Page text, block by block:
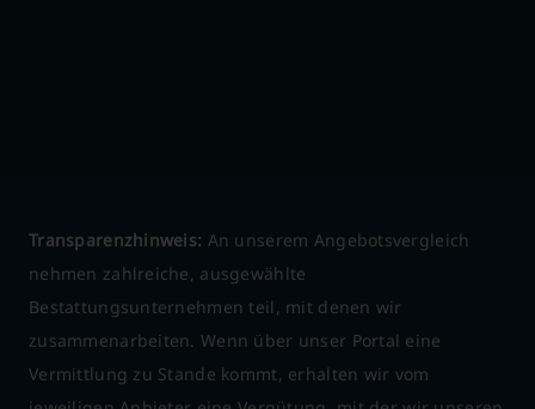
Transparenzhinweis: An unserem Angebotsvergleich
nehmen zahlreiche, ausgewählte
Bestattungsunternehmen teil, mit denen wir
zusammenarbeiten. Wenn über unser Portal eine
Vermittlung zu Stande kommt, erhalten wir vom